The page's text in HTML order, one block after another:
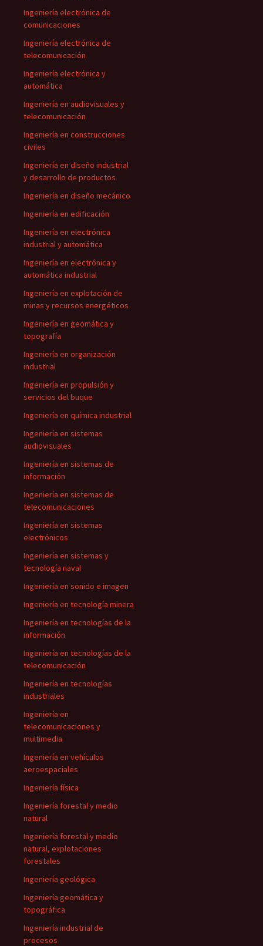
Ingeniería electrónica de
comunicaciones
Ingeniería electrónica de
telecomunicación
Ingeniería electrónica y
automática
Ingeniería en audiovisuales y
telecomunicación
Ingeniería en construcciones
civiles
Ingeniería en diseño industrial
y desarrollo de productos
Ingeniería en diseño mecánico
Ingeniería en edificación
Ingeniería en electrónica
industrial y automática
Ingeniería en electrónica y
automática industrial
Ingeniería en explotación de
minas y recursos energéticos
Ingeniería en geomática y
topografía
Ingeniería en organización
industrial
Ingeniería en propulsión y
servicios del buque
Ingeniería en química industrial
Ingeniería en sistemas
audiovisuales
Ingeniería en sistemas de
información
Ingeniería en sistemas de
telecomunicaciones
Ingeniería en sistemas
electrónicos
Ingeniería en sistemas y
tecnología naval
Ingeniería en sonido e imagen
Ingeniería en tecnología minera
Ingeniería en tecnologías de la
información
Ingeniería en tecnologías de la
telecomunicación
Ingeniería en tecnologías
industriales
Ingeniería en
telecomunicaciones y
multimedia
Ingeniería en vehículos
aeroespaciales
Ingeniería física
Ingeniería forestal y medio
natural
Ingeniería forestal y medio
natural, explotaciones
forestales
Ingeniería geológica
Ingeniería geomática y
topográfica
Ingeniería industrial de
procesos